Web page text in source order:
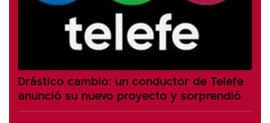
Drástico cambio: un conductor de Telefe
anunció su nuevo proyecto y sorprendió